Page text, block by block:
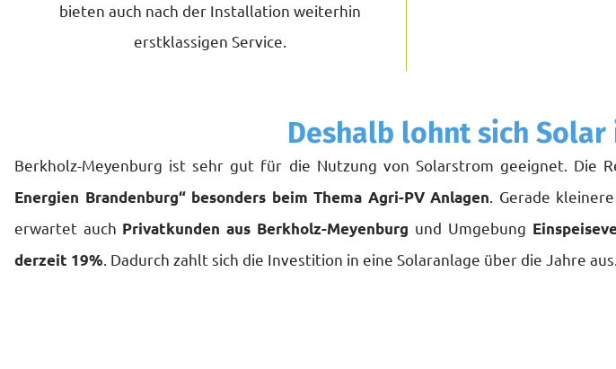
bieten auch nach der Installation weiterhin
erstklassigen Service.
Deshalb lohnt sich
Berkholz-Meyenburg ist sehr gut für die Nutzung von Solarstrom geeignet. Die
Energien Brandenburg“ besonders beim Thema Agri-PV Anlagen . Gerade
erwartet auch Privatkunden aus Berkholz-Meyenburg und Umgebung
derzeit 19% . Dadurch zahlt sich die Investition in eine Solaranlage über die Jahre aus.